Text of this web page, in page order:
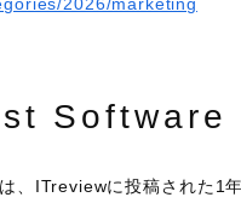
ITreviewに投稿された1